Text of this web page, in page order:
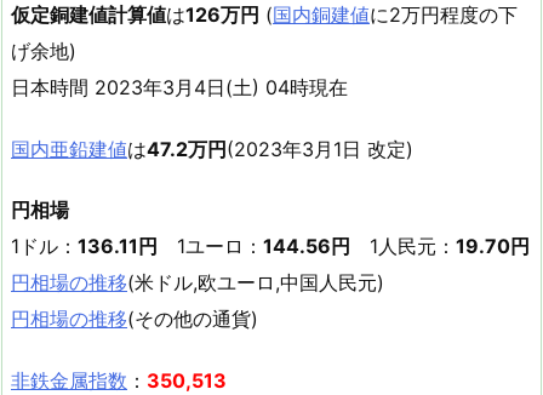
仮定銅建値計算値は126万円 (国内銅建値に2万円程度の下
げ余地)
日本時間 2023年3月4日(土) 04時現在
国内亜鉛建値は47.2万円(2023年3月1日 改定)
円相場
1ドル： 136.11円 1ユーロ： 144.56円 1人民元： 19.70円
円相場の推移(米ドル,欧ユーロ,中国人民元)
円相場の推移(その他の通貨)
非鉄金属指数 ： 350,513